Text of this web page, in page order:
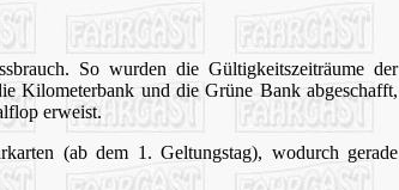
So wurden die Gültigkeitszeiträume der
Kilometerbank und die Grüne Bank abgeschafft,
erweist.
(ab dem 1. Geltungstag), wodurch gerade